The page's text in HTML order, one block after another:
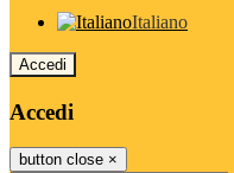
Italiano
Accedi
Accedi
button close ×